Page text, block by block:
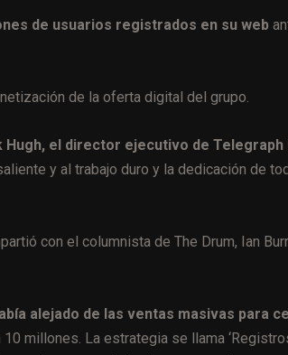
de usuarios registrados en su web
de la oferta digital del grupo.
Hugh, el director ejecutivo de
y al trabajo duro y la dedicación de
con el columnista de The Drum, Ian
alejado de las ventas masivas para
millones. La estrategia se llama